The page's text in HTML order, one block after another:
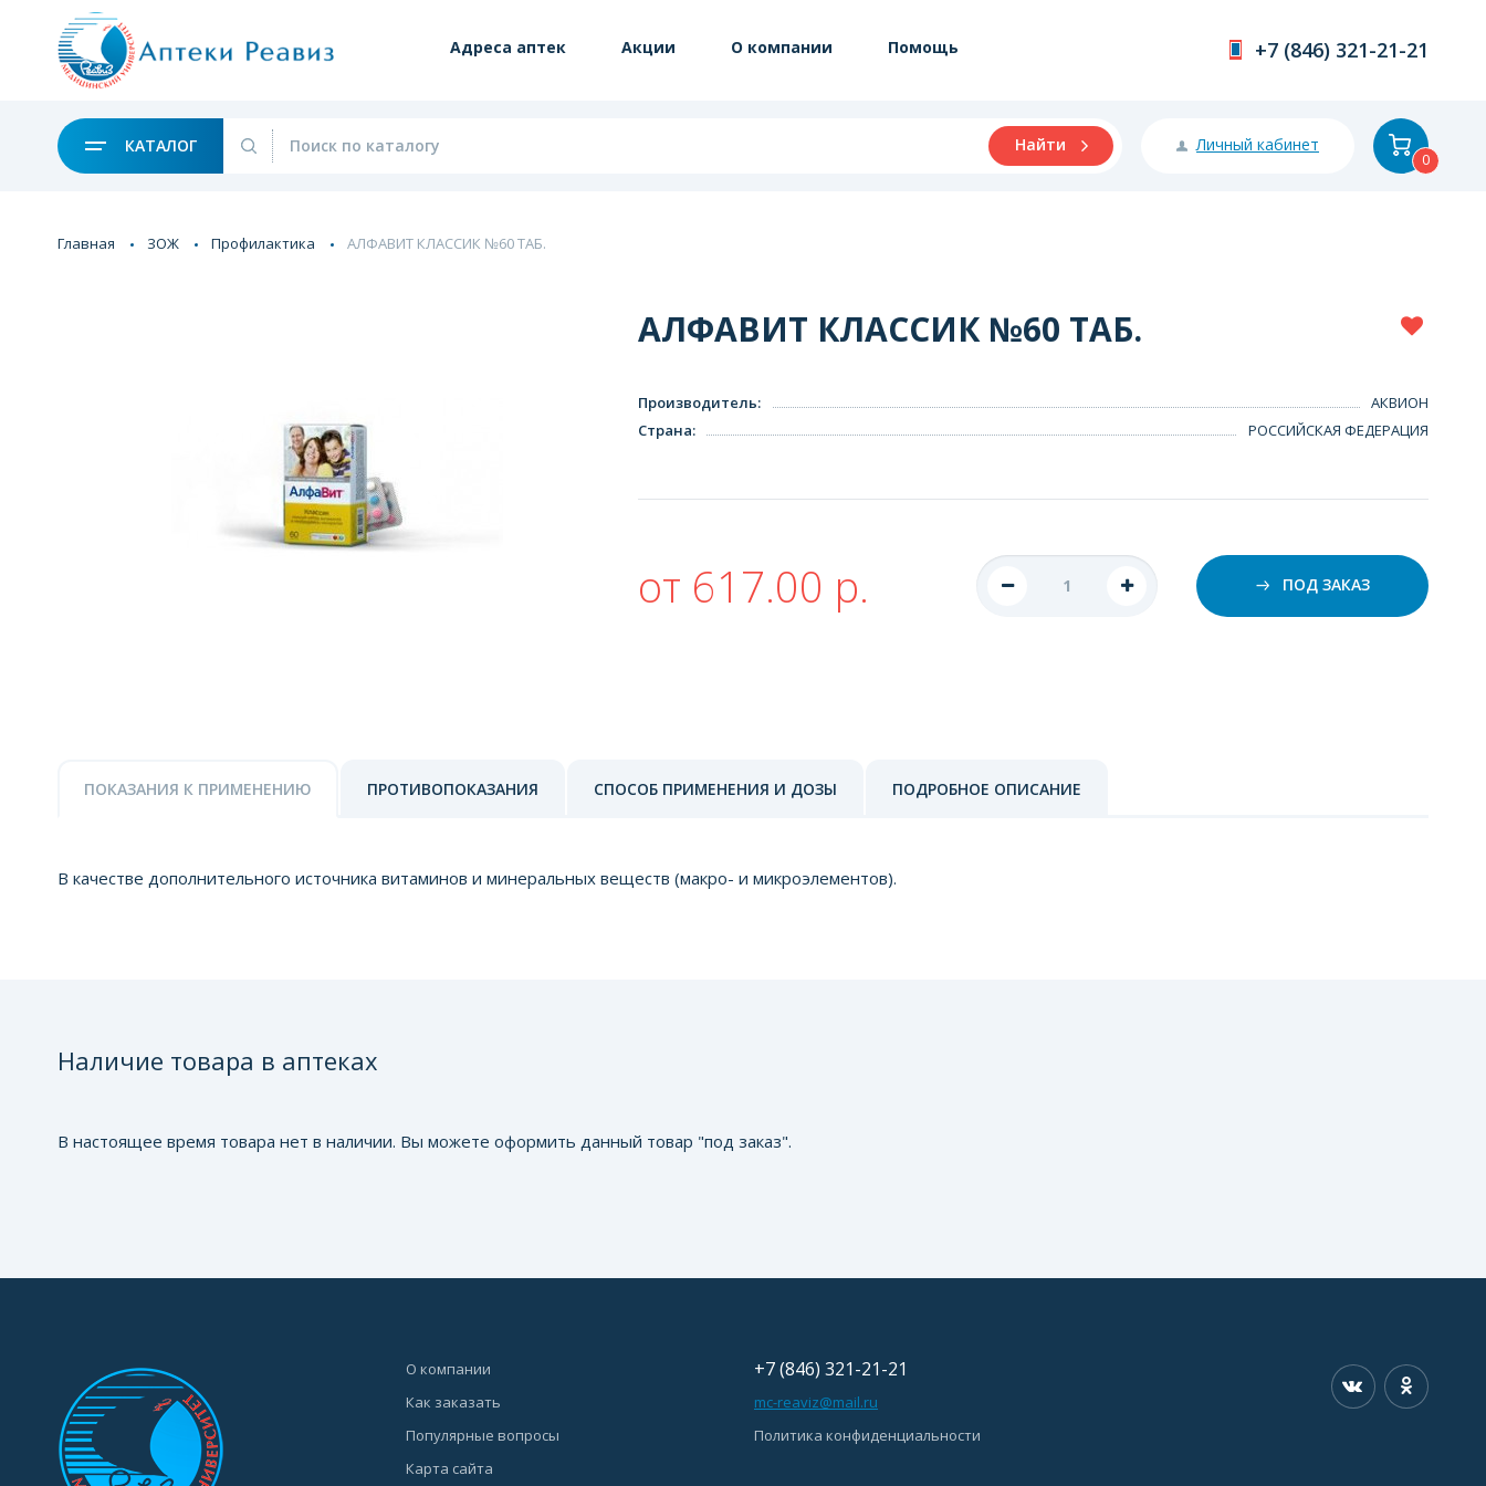
Адреса аптек Акции О компании Помощь +7 (846) 321-21-21
КАТАЛОГ Найти Личный кабинет
0
Главная ЗОЖ Профилактика АЛФАВИТ КЛАССИК №60 ТАБ.
АЛФАВИТ КЛАССИК №60 ТАБ.
Производитель:
АКВИОН
Страна: РОССИЙСКАЯ ФЕДЕРАЦИЯ
от 617.00 р. ПОД ЗАКАЗ
ПОКАЗАНИЯ К ПРИМЕНЕНИЮ ПРОТИВОПОКАЗАНИЯ СПОСОБ ПРИМЕНЕНИЯ И ДОЗЫ ПОДРОБНОЕ ОПИСАНИЕ
В качестве дополнительного источника витаминов и минеральных веществ (макро- и микроэлементов).
Наличие товара в аптеках
В настоящее время товара нет в наличии. Вы можете оформить данный товар "под заказ".
О компании
Как заказать
Популярные вопросы
Карта сайта
+7 (846) 321-21-21
mc-reaviz@mail.ru
Политика конфиденциальности